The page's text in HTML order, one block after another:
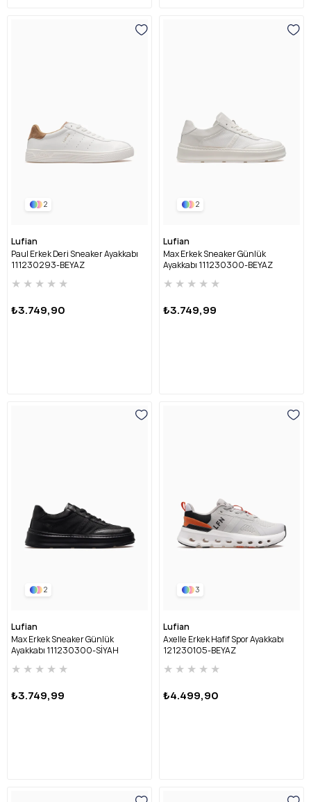
2
Lufian
Paul Erkek Deri Sneaker Ayakkabı
111230293-BEYAZ
★ ★ ★ ★ ★
₺3.749,90
2
Lufian
Max Erkek Sneaker Günlük
Ayakkabı 111230300-BEYAZ
★ ★ ★ ★ ★
₺3.749,99
2
Lufian
Max Erkek Sneaker Günlük
Ayakkabı 111230300-SİYAH
★ ★ ★ ★ ★
₺3.749,99
3
Lufian
Axelle Erkek Hafif Spor Ayakkabı
121230105-BEYAZ
★ ★ ★ ★ ★
₺4.499,90